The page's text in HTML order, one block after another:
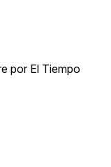
por El Tiempo